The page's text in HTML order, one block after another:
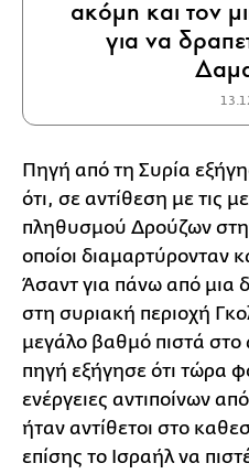
ακόμη και τον
για να
Πηγή από τη Συρία
ότι, σε αντίθεση με τις
πληθυσμού Δρούζων
οποίοι διαμαρτύρονταν
Άσαντ για πάνω από μια
στη συριακή περιοχή
μεγάλο βαθμό πιστά
πηγή εξήγησε ότι τώρα
ενέργειες αντιποίνων
ήταν αντίθετοι στο
επίσης το Ισραήλ να